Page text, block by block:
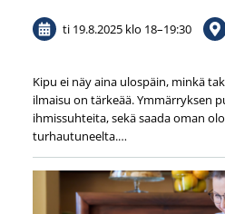
ti 19.8.2025 klo 18–19:30
Kipu ei näy aina ulospäin, minkä
ilmaisu on tärkeää. Ymmärryksen
ihmissuhteita, sekä saada oman
turhautuneelta.…